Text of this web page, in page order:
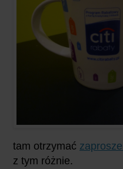
tam otrzymać
z tym różnie.